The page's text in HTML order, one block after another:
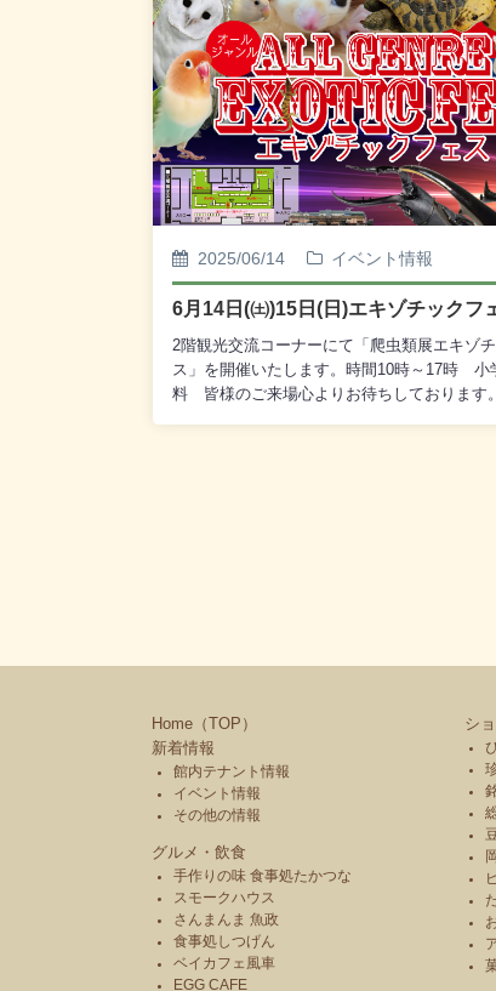
946BANYAハンドメイドやグルメ、リラクゼ
ど多彩な出店者が集合！「釧路ゆめこい渡し
時～15時場所 エプロン広場手漕ぎの舟で釧
周遊大人700円 子供300円 （保険料込）皆
心よりお待ちしております。
2025/06/14 イベント情報
6月14日(㈯)15日(日)エキゾチックフ
2階観光交流コーナーにて「爬虫類展エキゾ
ス」を開催いたします。時間10時～17時 小
料 皆様のご来場心よりお待ちしております。
Home（TOP）
新着情報
館内テナント情報
イベント情報
その他の情報
グルメ・飲食
手作りの味 食事処たかつな
スモークハウス
さんまんま 魚政
食事処しつげん
ベイカフェ風車
EGG CAFE
シ